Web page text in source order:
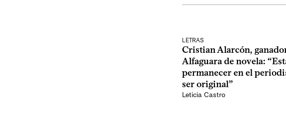
LETRAS
Cristian Alarcón,
Alfaguara de novela:
permanecer en el
ser original”
Leticia Castro